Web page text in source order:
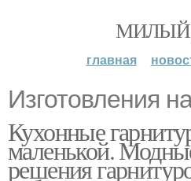
главная
Изготовления
Кухонные
маленькой.
решения